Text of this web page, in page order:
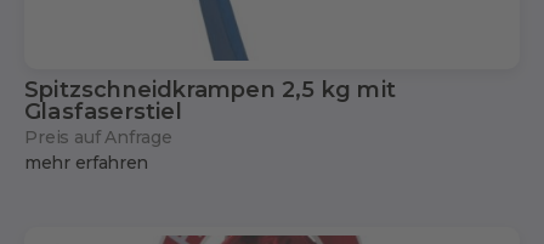
Spitzschneidkrampen 2,5 kg mit
Glasfaserstiel
Preis auf Anfrage
mehr erfahren